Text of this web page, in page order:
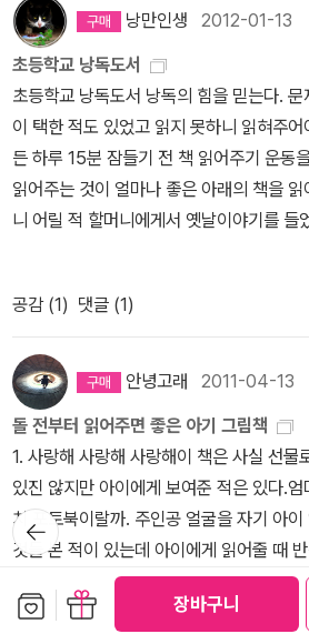
장바구니
다.그 중 김보영 작가님의 책이 약간 내 취
씩 읽어보고 있다. SF소설이 내겐 좀 어려
미가 붙었다. 읽다 보니 어느새 호러물도 한
전엔 한여름에만 살짝 읽고 무서워서 덮었
다. 담력이 쎄졌나 보다.<첫 여름, 완주>
즘 제법 핫한 소설이지 싶다. 박정민 배우
간되어 유명하기도 하지만 이 책을 책을
듣는 소설을 출간했다는 그 연유가 사람의
엇이 있지 않나 싶다. 목소리 출연으로 도
마도 작가에 대한 예우? 그것 때문에라도
는지도 모르겠지만.하지만 나는 김금희 작
페이퍼에서 최은영 작가와 김금희 작가 중
었던 게 갑자기 떠오른다.유치한 질문이었
로 기억난다.나는 둘 다 좋아하는데 그 땐
았어서 저는 최은영 작가가 더 좋아요. 댓
랬지.말은 뱉긴 했었지만 뭔가 뜨끔한 게
가의 소설이나 에세이라면 그냥 무조건 산
는 말씀.^^<안녕이라 그랬어> 김애란 소
설집 이후 오랜만에 보는 신간이다.김애란
설을 읽고서 어머, 이 작가 뭐야? 그러면
슈사쿠 지음, 이기웅 옮김 / 포레 / 2012년 3월
리국토, 지리를 배우는 아들을 위한 책들도
책들 몇 권과 이번에 독서마라톤대회 참석
권 담아본다. 세빈아, 오늘은 어떤 법을
그림, 도진기 추천 / 토토북 / 2012년 3
을 꿈꾸다 박상률 지음 / 사계절출판사 /
마을 최양선 지음, 오정택 그림 / 창비(창
Why? 교과서만화 사회 6학년 에듀코믹
되는 듯 하다. Horrible Histories :
4종세트 Scholastic / 2012년 3월
-Curdling 20종 박스세트 (Paperback 20
히스토리 DVD 1집 4종세트
ssues 시리즈 12종 세트 (Paperback
Owen / 2009년 11월 이 책들은 책을 좋아하는 조카에게
주는 생일선물이다. ^^ 50% 할인으로 저렴
다. 또한 이제 막 출산을 앞두고 있는 지인
아보았다. 사랑해 책 선물 세트 - 전4권
글, 캐롤라인 제인 처치 그림, 신형건 옮김
낭만인생 2012-01-13
초등학교 낭독도서
초등학교 낭독도서 낭독의 힘을 믿는다.
이 택한 적도 있었고 읽지 못하니 읽혀주
든 하루 15분 잠들기 전 책 읽어주기 운동
읽어주는 것이 얼마나 좋은 아래의 책을 읽어 보아
니 어릴 적 할머니에게서 옛날이야기를 들
이 있었다. 그래도 우리는 그 때가 좋
로 불안하고 과잉행동가 집중력이 결여된
하면 정상적인 아이로 키울수 있을까 작은
어주기를 시작하게된 계기다. 그럼 어떤 책
개 자신의 입장에서 아이들에게 교훈이 될
고 싶어한다. 그러나 위험하다. 아이들이 싫
지 않기 때문이다. 그러니 아이들의 눈 높
는 것들을 선택해야 한다. 필자는 아래와
쿵은 저학년용이고, 마틸다와 제임스와 슈
2학년과 4학년에 다니는 두 아들에게 이
공감 (1) 댓글 (1)
안녕고래 2011-04-13
돌 전부터 읽어주면 좋은 아기 그림책
1. 사랑해 사랑해 사랑해이 책은 사실 선물
있진 않지만 아이에게 보여준 적은 있다.
치 포토북이랄까. 주인공 얼굴을 자기 아
것들 본 적이 있는데 아이에게 읽어줄 때
것 같다. 사실 나도 어쩐지 선물은 하게
책. 그래도 읽어줄 만 했달까.2. 사과가 쿵!
뒤로가
기